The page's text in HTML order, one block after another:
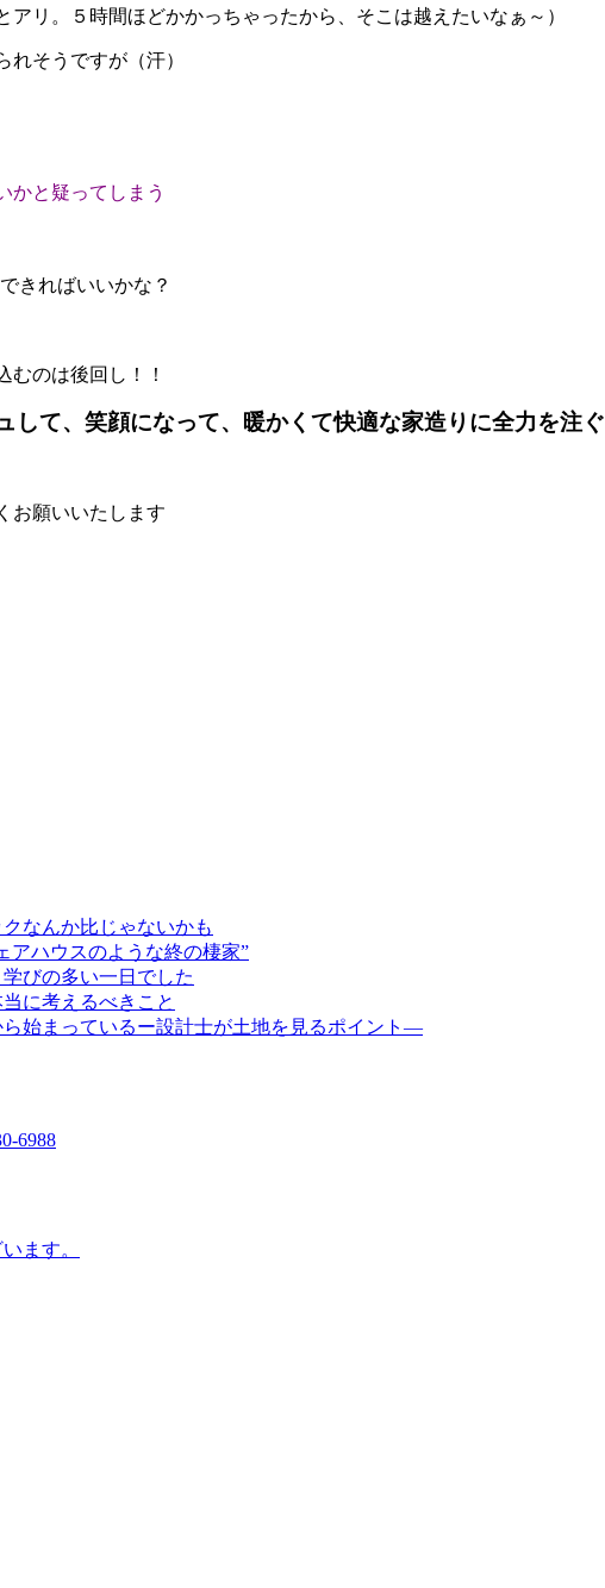
アリ。５時間ほどかかっちゃったから、そこは越えたいなぁ～）
れそうですが（汗）
かと疑ってしまう
きればいいかな？
むのは後回し！！
して、笑顔になって、暖かくて快適な家造りに全力を注ぐ
お願いいたします
なんか比じゃないかも
ハウスのような終の棲家”
びの多い一日でした
に考えるべきこと
始まっているー設計士が土地を見るポイント―
6988
ます。